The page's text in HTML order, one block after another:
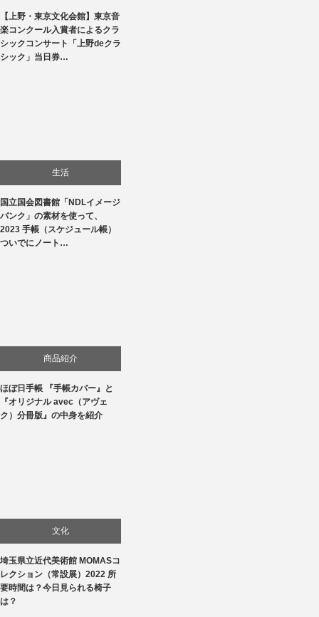
文化
音楽会・コンサート
【上野・東京文化会館】東京音
楽コンクール入賞者によるクラ
シックコンサート「上野deクラ
シック」当日券…
生活
国立国会図書館「NDLイメージ
バンク」の素材を使って、
2023 手帳（スケジュール帳）
ついでにノート…
商品紹介
生活
ほぼ日手帳 『手帳カバー』と
『オリジナル avec（アヴェ
ク）分冊版』の中身を紹介
文化
美術展・美術館・博物館巡り
埼玉県立近代美術館 MOMASコ
レクション（常設展）2022 所
要時間は？今日見られる椅子
は？